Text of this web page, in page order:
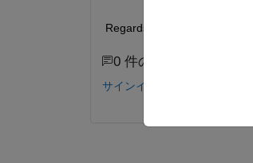
Regards Max
0 件のコメント
サインインしてコメントする。